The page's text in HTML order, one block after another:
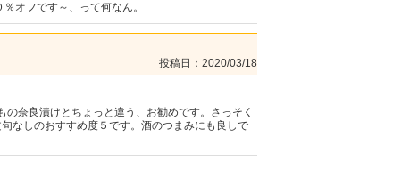
オフです～、って何なん。
投稿日
2020/03/18
奈良漬けとちょっと違う、お勧めです。さっそく
なしのおすすめ度５です。酒のつまみにも良しで